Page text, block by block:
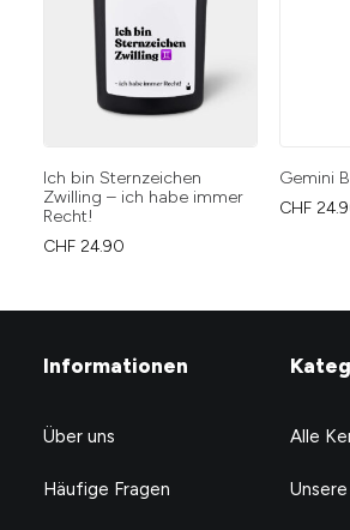
Ich bin Sternzeichen
Zwilling – ich habe immer
Recht!
CHF 24.90
Gemini
CHF
Informationen
Über uns
Häufige Fragen
Alle